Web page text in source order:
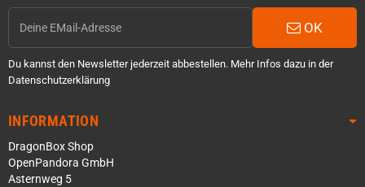
OK
Du kannst den Newsletter jederzeit abbestellen. Mehr Infos dazu in der
Datenschutzerklärung
INFORMATION
DragonBox Shop
OpenPandora GmbH
Asternweg 5